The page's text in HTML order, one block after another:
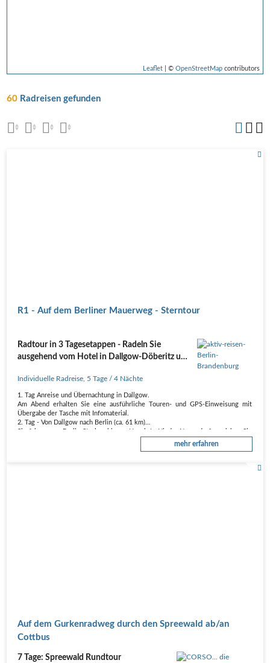
Leaflet| © OpenStreetMapcontributors
60 Radreisen gefunden
R1 - Auf dem Berliner Mauerweg - Sterntour
Radtour in 3 Tagesetappen - Radeln Sie
ausgehend vom Hotel in Dallgow-Döberitz und
Tagesetappen
Individuelle Radreise 5 Tage / 4 Nächte
1. Tag Anreise und Übernachtung in Dallgow.
Am Abend erhalten Sie eine ausführliche Touren- und GPS-Einweisung mit
Übergabe der Tasche mit Infomaterial.
2. Tag - Von Dallgow nach Berlin (ca. 61 km)
mehr erfahren
Auf dem Gurkenradweg durch den Spreewald ab/an
Cottbus
7 Tage: Spreewald Rundtour